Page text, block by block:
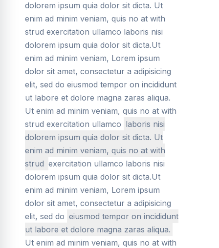
dolorem ipsum quia dolor sit dicta. Ut
enim ad minim veniam, quis no at with
strud exercitation ullamco laboris nisi
dolorem ipsum quia dolor sit dicta.Ut
enim ad minim veniam, Lorem ipsum
dolor sit amet, consectetur a adipisicing
elit, sed do eiusmod tempor on incididunt
ut labore et dolore magna zaras aliqua.
Ut enim ad minim veniam, quis no at with
strud exercitation ullamco laboris nisi
dolorem ipsum quia dolor sit dicta. Ut
enim ad minim veniam, quis no at with
strud exercitation ullamco laboris nisi
dolorem ipsum quia dolor sit dicta.Ut
enim ad minim veniam, Lorem ipsum
dolor sit amet, consectetur a adipisicing
elit, sed do eiusmod tempor on incididunt
ut labore et dolore magna zaras aliqua.
Ut enim ad minim veniam, quis no at with